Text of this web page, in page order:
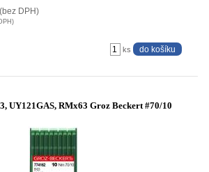
(bez DPH)
ks
UY121GAS, RMx63 Groz Beckert #70/10